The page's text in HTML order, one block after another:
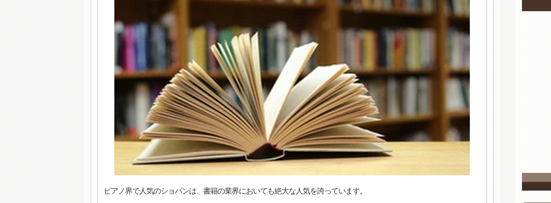
ピアノ界で人気のショパンは、書籍の業界においても絶大な人気を誇っています。